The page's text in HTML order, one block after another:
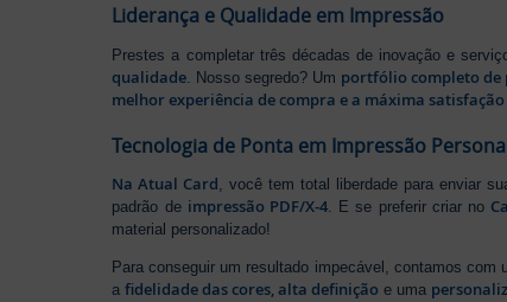
Liderança e Qualidade em Impressão
Prestes a completar três décadas de inovação e
qualidade . Nosso segredo? Um portfólio completo de
melhor experiência de compra e a máxima satisfação
Tecnologia de Ponta em Impressão
Na Atual Card, você tem total liberdade para enviar
padrão de impressão PDF/X-4. E se preferir criar no
material personalizado!
Para conseguir um resultado impecável, contamos com
afidelidade das cores, alta definição e uma